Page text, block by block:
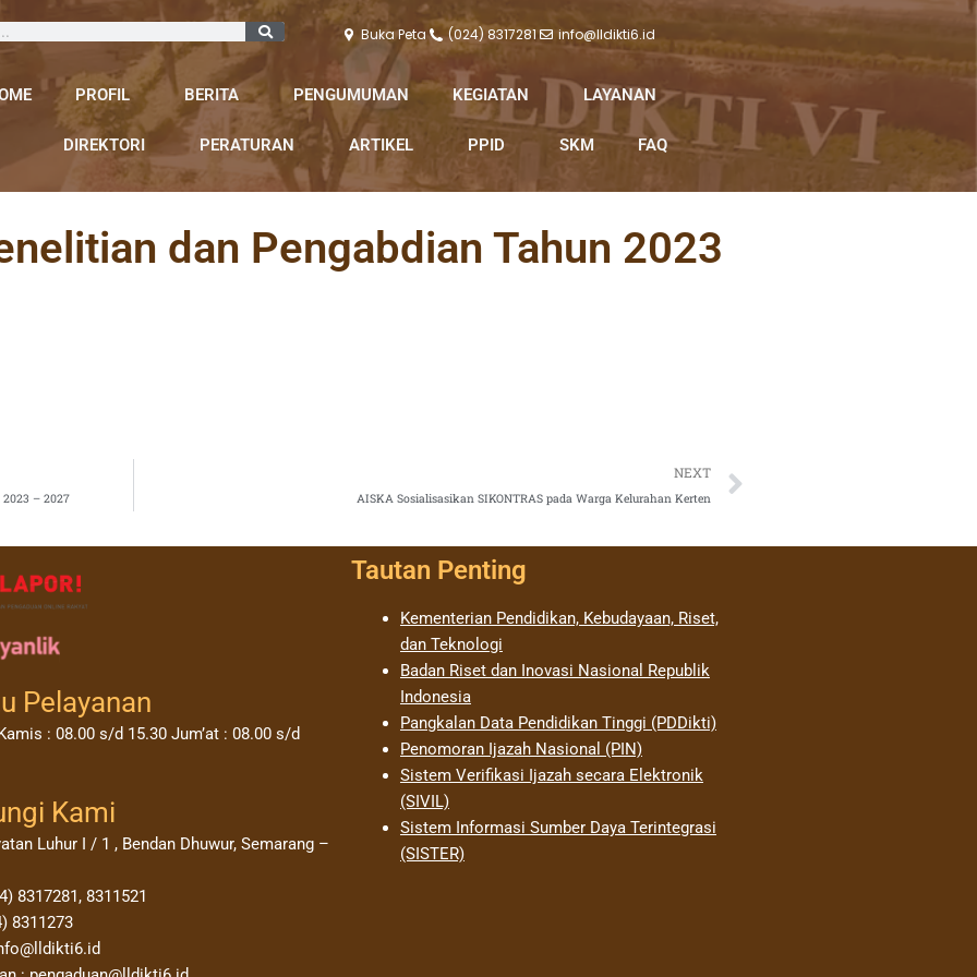
Buka Peta (024) 8317281 info@lldikti6.id
PROFIL BERITA PENGUMUMAN KEGIATAN LAYANAN
DIREKTORI PERATURAN ARTIKEL PPID SKM FAQ
dan Pengabdian Tahun 2023
– 2027
NEXT
AISKA Sosialisasikan SIKONTRAS pada Warga Kelurahan Kerten
Pelayanan
: 08.00 s/d 15.30 Jum’at : 08.00 s/d
Kami
Luhur I / 1 , Bendan Dhuwur, Semarang –
8317281, 8311521
8311273
Tautan Penting
Kementerian Pendidikan, Kebudayaan, Riset,
dan Teknologi
Badan Riset dan Inovasi Nasional Republik
Indonesia
Pangkalan Data Pendidikan Tinggi (PDDikti)
Penomoran Ijazah Nasional (PIN)
Sistem Verifikasi Ijazah secara Elektronik
(SIVIL)
Sistem Informasi Sumber Daya Terintegrasi
(SISTER)